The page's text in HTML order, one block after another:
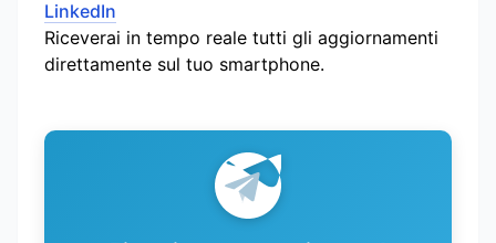
LinkedIn
Riceverai in tempo reale tutti gli aggiornamenti
direttamente sul tuo smartphone.